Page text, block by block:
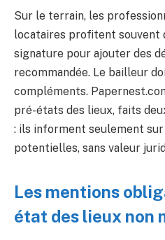
Sur le terrain, les
locataires profitent souvent
signature pour ajouter des
recommandée. Le bailleur
compléments.
pré-états des lieux, faits
: ils informent seulement
potentielles, sans valeur
Les mentions
état des lieux non